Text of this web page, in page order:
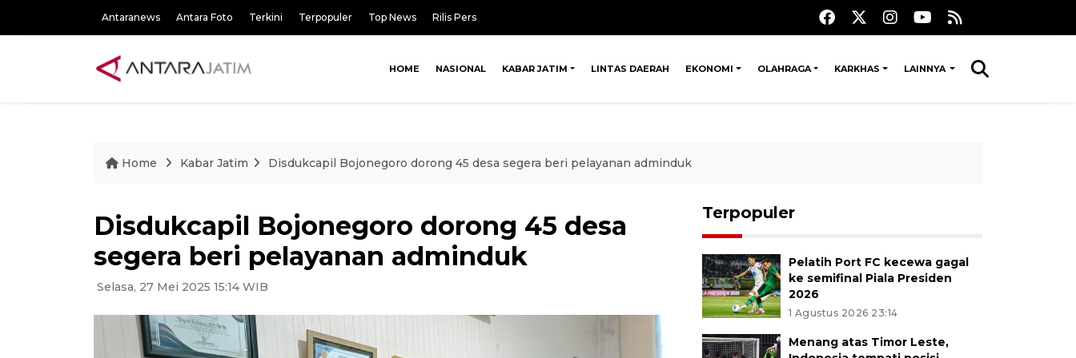
Antaranews Antara Foto Terkini Terpopuler Top News Rilis Pers
HOME NASIONAL KABAR JATIM LINTAS DAERAH EKONOMI OLAHRAGA KARKHAS LAINNYA
Home Kabar Jatim Disdukcapil Bojonegoro dorong 45 desa segera beri pelayanan adminduk
Disdukcapil Bojonegoro dorong 45 desa
segera beri pelayanan adminduk
Selasa, 27 Mei 2025 15:14 WIB
Terpopuler
Pelatih Port FC kecewa gagal
ke semifinal Piala Presiden
2026
1 Agustus 2026 23:14
Menang atas Timor Leste,